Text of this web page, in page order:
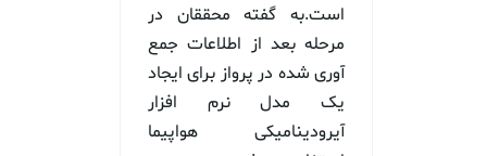
است.به گفته محققان در
مرحله بعد از اطلاعات جمع
آوری شده در پرواز برای ایجاد
یک مدل نرم افزار
آیرودینامیکی هواپیما